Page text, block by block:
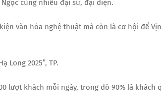
Ngọc cùng nhiều đại sứ, đại diện.
văn hóa nghệ thuật mà còn là cơ hội để
Long 2025”, TP.
lượt khách mỗi ngày, trong đó 90% là khách